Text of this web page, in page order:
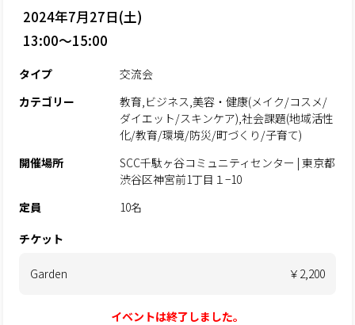
2024年7月27日(土)
13:00～15:00
タイプ
交流会
カテゴリー
教育,ビジネス,美容・健康(メイク/コスメ/
ダイエット/スキンケア),社会課題(地域活性
化/教育/環境/防災/町づくり/子育て)
開催場所
SCC千駄ヶ谷コミュニティセンター | 東京都
渋谷区神宮前1丁目１−10
定員
10名
チケット
Garden ￥2,200
イベントは終了しました。